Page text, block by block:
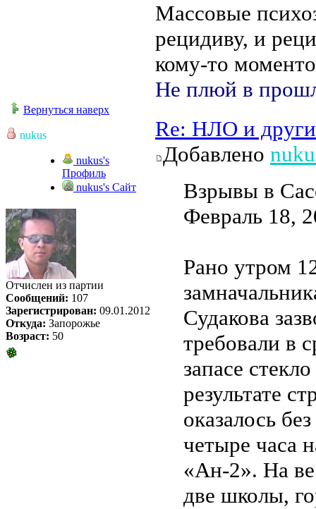
Массовые
рецидиву, и
кому-то
Не плюй в
Вернуться наверх
nukus
nukus's
Профиль
nukus's Сайт
Отчислен из партии
Сообщений: 107
Зарегистрирован: 09.01.2012
Откуда: Запорожье
Возраст: 50
Re: НЛО и
Добавлено
Взрывы в
Февраль 18,
Рано утром
Судакова
требовали в
запасе
результате
оказалось
четыре часа
«Ан-2». На
две школы,